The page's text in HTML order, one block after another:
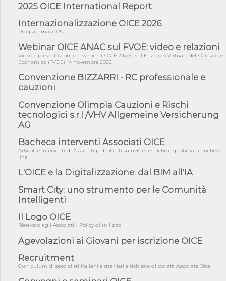
2 s...
05/08/26 - SAVE THE DATE: Assemblea Pubblica Confindustria
Professioni ...
di Reg...
05/08/26 - Lettera OICE per il bando della Giunta Regionale della
04/08/26 - DL PA: previste cancellazioni da elenchi professionisti
per ...
04/08/26 - International Sustainable Buildings Competition -
COP31, An...
04/08/26 - CdS, project financing: progetto di fattibilità da
impugnar...
04/08/26 - Rapporto Anac corruzione 2020-2026: procedimenti
penali per ...
04/08/26 - CdS: partecipazione alla gara non equivale ad
04/08/26 - DL Infrastrutture approvato alla Camera, passa ora al
Senato
03/08/26 - TAR Piemonte: RUP può avvalersi di consulente
esterno per v...
03/08/26 - Gruppo FS: nel primo semestre 2026 3 mld di
03/08/26 - Conferenza Obiettivo Export: Imprese e Territori del
2025 OICE International Report
Internazionalizzazione OICE 2026
Programma 2025
Webinar OICE ANAC sul FVOE: video e relazioni
Video e presentazioni del webinar OICE-ANAC sul Fascicolo Virtuale dell'Operatore
Economico (FVOE) 14 novembre 2022
Convenzione BIZZARRI - RC professionale e
cauzioni
Convenzione Olimpia Cauzioni e Rischi
tecnologici s.r.l /VHV Allgemeine Versicherung
AG
Bacheca interventi Associati OICE
Articoli e interventi di Associati pubblicati su riviste tecniche e quotidiani anche on
line
L'OICE e la Digitalizzazione: dal BIM all'IA
Smart City: uno strumento per le Comunità
Intelligenti
Il Logo OICE
Riservato agli Associati - Policy di utilizzo
Agevolazioni ai Giovani per iscrizione OICE
Recruitment
Curriculum di specialisti italiani e stranieri e richieste di società Associate Oice